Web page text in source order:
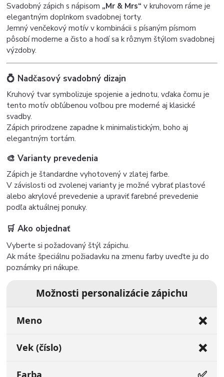
Svadobný zápich s nápisom „Mr & Mrs“ v kruhovom ráme je
elegantným doplnkom svadobnej torty.
Jemný venčekový motív v kombinácii s písaným písmom
pôsobí moderne a čisto a hodí sa k rôznym štýlom svadobnej
výzdoby.
💍 Nadčasový svadobný dizajn
Kruhový tvar symbolizuje spojenie a jednotu, vďaka čomu je
tento motív obľúbenou voľbou pre moderné aj klasické
svadby.
Zápich prirodzene zapadne k minimalistickým, boho aj
elegantným tortám.
🎨 Varianty prevedenia
Zápich je štandardne vyhotovený v zlatej farbe.
V závislosti od zvolenej varianty je možné vybrať plastové
alebo akrylové prevedenie a upraviť farebné prevedenie
podľa aktuálnej ponuky.
🛒 Ako objednať
Vyberte si požadovaný štýl zápichu.
Ak máte špeciálnu požiadavku na zmenu farby uveďte ju do
poznámky pri nákupe.
Možnosti personalizácie zápichu
Meno ❌
Vek (číslo) ❌
Farba